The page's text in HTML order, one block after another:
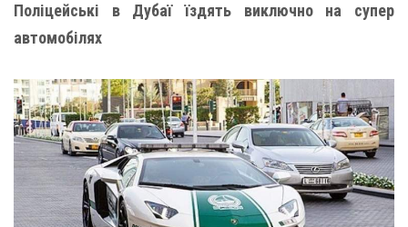
Поліцейські в Дубаї їздять виключно на супер
автомобілях